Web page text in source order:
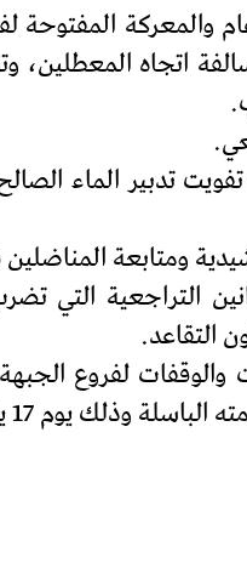
والمعركة المفتوحة
اتجاه
تدبير الماء
ومتابعة المناضلين
التراجعية التي
التقاعد.
لفروع الجبهة
يوم 17 يناير 2025‬.